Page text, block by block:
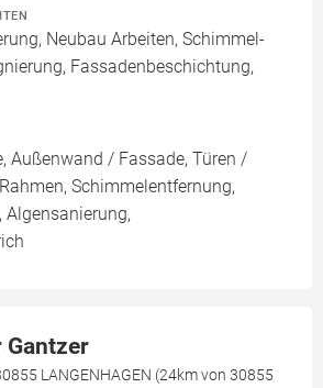
Neubau Arbeiten, Schimmel-
Fassadenbeschichtung,
Außenwand / Fassade, Türen /
Schimmelentfernung,
Algensanierung,
LANGENHAGEN (24km von 30855